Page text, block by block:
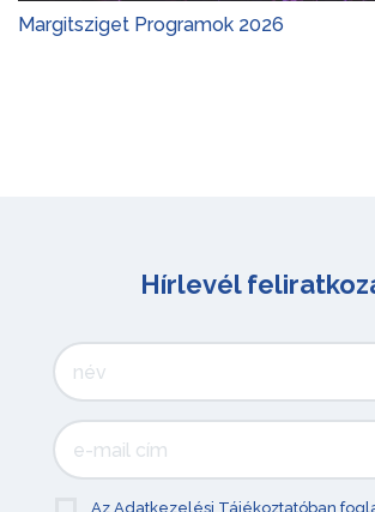
Margitsziget Programok 2026
Hírlevél
Az Adatkezelési Tájékoztatóban